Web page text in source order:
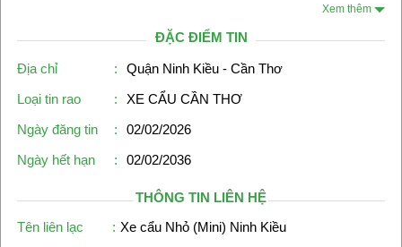
Xem thêm
ĐẶC ĐIỂM TIN
Địa chỉ :
Quận Ninh Kiều - Cần Thơ
Loại tin rao
:
XE CẨU CẦN THƠ
Ngày đăng tin
:
02/02/2026
Ngày hết hạn
: 02/02/2036
THÔNG TIN LIÊN HỆ
Tên liên lạc
: Xe cẩu Nhỏ (Mini) Ninh Kiều